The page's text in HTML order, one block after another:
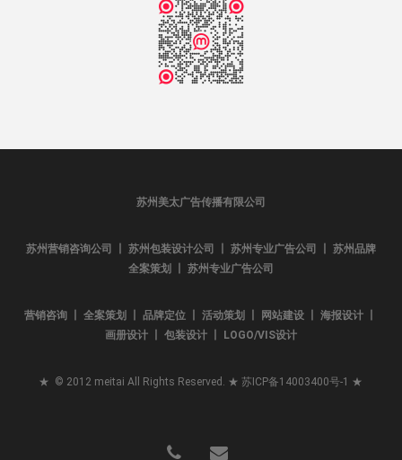
苏州美太广告传播有限公司
苏州营销咨询公司 丨 苏州包装设计公司 丨 苏州专业广告公司 丨 苏州品牌
全案策划 丨 苏州专业广告公司
营销咨询 丨 全案策划 丨 品牌定位 丨 活动策划 丨 网站建设 丨 海报设计 丨
画册设计 丨 包装设计 丨 LOGO/VIS设计
★ © 2012 meitai All Rights Reserved. ★苏ICP备14003400号-1 ★
phone email